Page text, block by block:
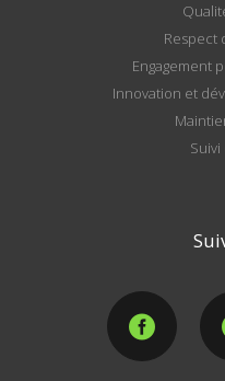
Respect
Engagement
Innovation et